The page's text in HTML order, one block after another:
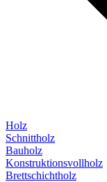
Holz
Schnittholz
Bauholz
Konstruktionsvollholz
Brettschichtholz